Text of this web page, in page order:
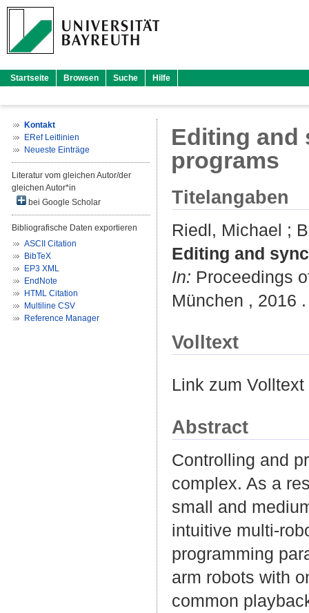
Startseite Browsen Suche Hilfe
Kontakt
ERef Leitlinien
Neueste Einträge
Literatur vom gleichen Autor/der
gleichen Autor*in
bei Google Scholar
Bibliografische Daten exportieren
ASCII Citation
BibTeX
EP3 XML
EndNote
HTML Citation
Multiline CSV
Reference Manager
Editing and
programs
Titelangaben
Riedl, Michael ;
Editing and
In: Proceedings
München , 2016
Volltext
Link zum
Abstract
Controlling and
complex. As a
small and
intuitive multi-
programming
arm robots with
common